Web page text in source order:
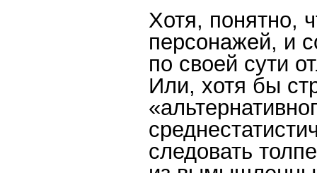
Хотя, понятно,
персонажей, и
по своей сути
Или, хотя бы
следовать